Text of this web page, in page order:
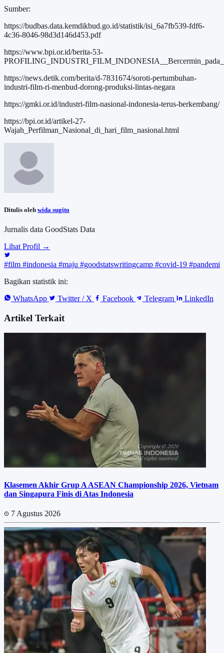
Sumber:
https://budbas.data.kemdikbud.go.id/statistik/isi_6a7fb539-fdf6-
4c36-8046-98d3d146d453.pdf
https://www.bpi.or.id/berita-53-
https://news.detik.com/berita/d-7831674/soroti-pertumbuhan-
industri-film-ri-menbud-dorong-produksi-lintas-negara
https://gmki.or.id/industri-film-nasional-indonesia-terus-berkembang/
https://bpi.or.id/artikel-27-
Wajah_Perfilman_Nasional_di_hari_film_nasional.html
Ditulis oleh wida sugito
Jurnalis data GoodStats Data
Lihat Profil →
#film #indonesia #maju #goodstatswritingcamp #covid-19 #pandemi
Bagikan statistik ini:
WhatsApp
Twitter / X Facebook Telegram LinkedIn
Artikel Terkait
Klasemen Akhir Grup A ASEAN Championship 2026, Vietnam
dan Singapura Finis di Atas Indonesia
7 Agustus 2026